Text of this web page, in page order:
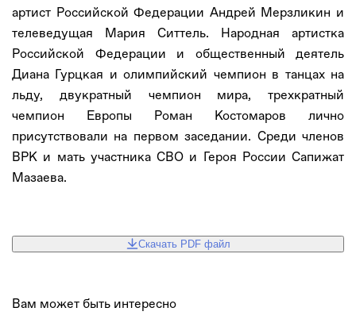
артист Российской Федерации Андрей Мерзликин и
телеведущая Мария Ситтель. Народная артистка
Российской Федерации и общественный деятель
Диана Гурцкая и олимпийский чемпион в танцах на
льду, двукратный чемпион мира, трехкратный
чемпион Европы Роман Костомаров лично
присутствовали на первом заседании. Среди членов
ВРК и мать участника СВО и Героя России Сапижат
Мазаева.
Скачать PDF файл
Вам может быть интересно